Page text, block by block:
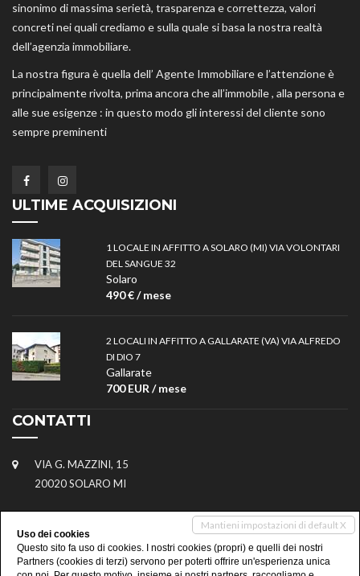
sinonimo di massima serietà, trasparenza e correttezza, valori
concreti nei quali crediamo e sulla quale si basa la nostra realtà
dell’agenzia immobiliare.
La nostra figura è quella dell’ Agente Immobiliare e l’attenzione è
principalmente rivolta, prima ancora che all’immobile , alla persona e
alle sue esigenze : in questo modo gli interessi del cliente sono
sempre preminenti
ULTIME ACQUISIZIONI
1 LOCALE IN AFFITTO A SOLARO (MI) VIA VOLONTARI
DEL SANGUE 32
Solaro
490 € / mese
2 LOCALI IN AFFITTO A GALLARATE (VA) VIA ALFREDO
DI DIO 7
Gallarate
700 EUR / mese
CONTATTI
VIA G. MAZZINI, 15
20020 SOLARO MI
348.4583275
Mantieni impostazioni di default X
Uso dei cookies
Questo sito fa uso di cookies. I nostri cookies (propri) e quelli dei nostri
Partners (cookies di terzi) servono per poterti offrire un'esperienza unica